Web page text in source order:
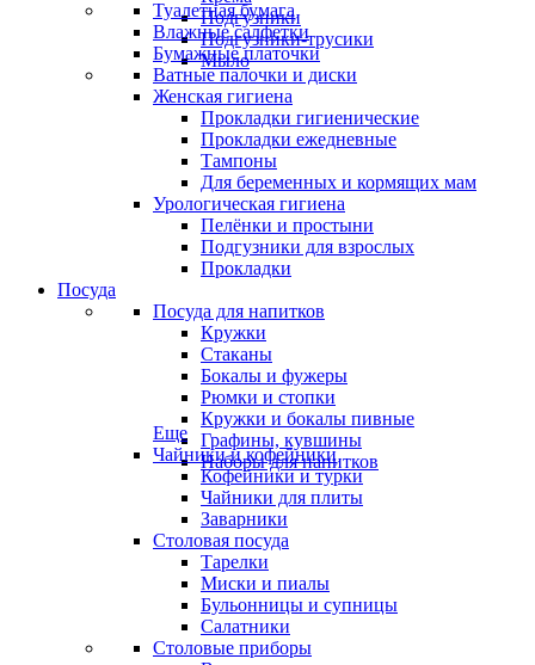
Подгузники
Подгузники-трусики
Мыло
Туалетная бумага
Влажные салфетки
Бумажные платочки
Ватные палочки и диски
Женская гигиена
Прокладки гигиенические
Прокладки ежедневные
Тампоны
Для беременных и кормящих мам
Урологическая гигиена
Пелёнки и простыни
Подгузники для взрослых
Прокладки
Посуда
Посуда для напитков
Кружки
Стаканы
Бокалы и фужеры
Рюмки и стопки
Кружки и бокалы пивные
Графины, кувшины
Наборы для напитков
Еще
Чайники и кофейники
Кофейники и турки
Чайники для плиты
Заварники
Столовая посуда
Тарелки
Миски и пиалы
Бульонницы и супницы
Салатники
Столовые приборы